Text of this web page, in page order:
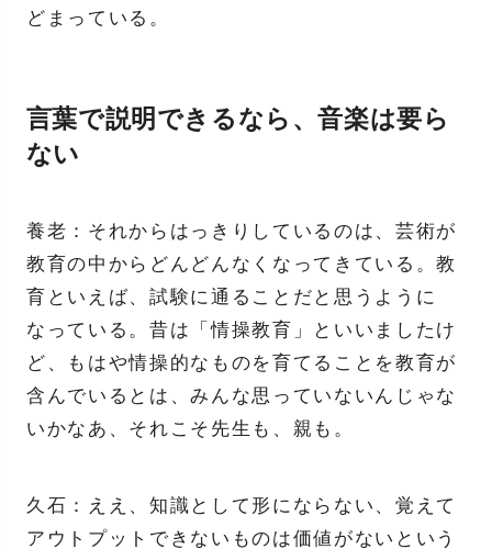
どまっている。
言葉で説明できるなら、音楽は要ら
ない
養老：それからはっきりしているのは、芸術が
教育の中からどんどんなくなってきている。教
育といえば、試験に通ることだと思うように
なっている。昔は「情操教育」といいましたけ
ど、もはや情操的なものを育てることを教育が
含んでいるとは、みんな思っていないんじゃな
いかなあ、それこそ先生も、親も。
久石：ええ、知識として形にならない、覚えて
アウトプットできないものは価値がないという